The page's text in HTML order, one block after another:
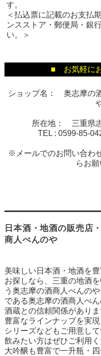
す。
＜払込票に記載のお支払
ンスストア・郵便局・銀
い。＞
■ お気軽に
ショップ名： 奥志摩の
所在地： 三重県
TEL : 0599-85-
※メールでのお問い合わ
らお願
日本酒・地酒の販売店
商人べんのや
美味しい日本酒・地酒を
お探しなら、三重の地酒
う奥志摩の酒商人べんの
である奥志摩の酒商人べ
酒蔵との信頼関係があり
豊富なラインナップを実
シリーズなどもご用意し
飲みたい方はぜひご利用
大吟醸も豊富で一升瓶・